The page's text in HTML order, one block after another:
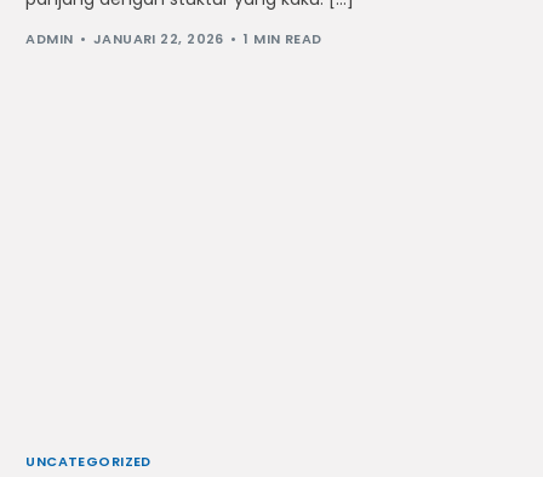
ADMIN JANUARI 22, 2026 1 MIN READ
UNCATEGORIZED